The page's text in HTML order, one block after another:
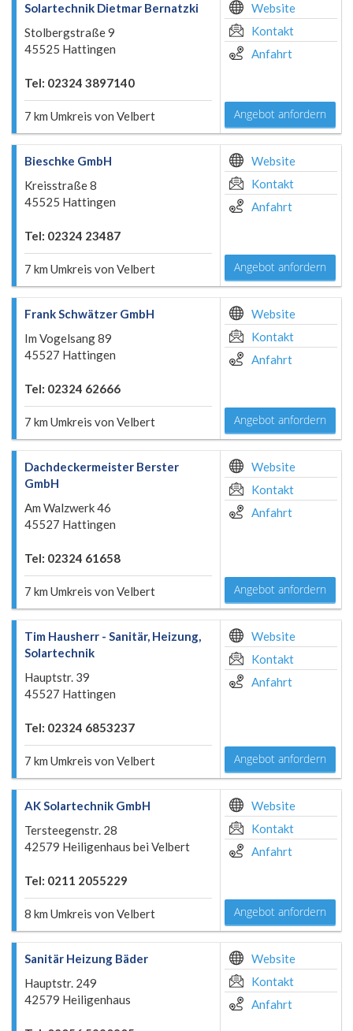
Solartechnik Dietmar Bernatzki
Stolbergstraße 9
45525 Hattingen
Tel: 02324 3897140
7 km Umkreis von Velbert
Website
Kontakt
Anfahrt
Angebot anfordern
Bieschke GmbH
Kreisstraße 8
45525 Hattingen
Tel: 02324 23487
7 km Umkreis von Velbert
Website
Kontakt
Anfahrt
Angebot anfordern
Frank Schwätzer GmbH
Im Vogelsang 89
45527 Hattingen
Tel: 02324 62666
7 km Umkreis von Velbert
Website
Kontakt
Anfahrt
Angebot anfordern
Dachdeckermeister Berster
GmbH
Am Walzwerk 46
45527 Hattingen
Tel: 02324 61658
7 km Umkreis von Velbert
Website
Kontakt
Anfahrt
Angebot anfordern
Tim Hausherr - Sanitär, Heizung,
Solartechnik
Hauptstr. 39
45527 Hattingen
Tel: 02324 6853237
7 km Umkreis von Velbert
Website
Kontakt
Anfahrt
Angebot anfordern
AK Solartechnik GmbH
Tersteegenstr. 28
42579 Heiligenhaus bei Velbert
Tel: 0211 2055229
8 km Umkreis von Velbert
Website
Kontakt
Anfahrt
Angebot anfordern
Sanitär Heizung Bäder
Hauptstr. 249
42579 Heiligenhaus
Website
Kontakt
Anfahrt